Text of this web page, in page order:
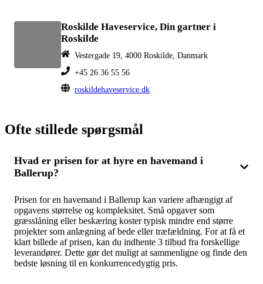
Roskilde Haveservice, Din gartner i
Roskilde
Vestergade 19, 4000 Roskilde, Danmark
+45 26 36 55 56
roskildehaveservice.dk
Ofte stillede spørgsmål
Hvad er prisen for at hyre en havemand i
Ballerup?
Prisen for en havemand i Ballerup kan variere afhængigt af
opgavens størrelse og kompleksitet. Små opgaver som
græsslåning eller beskæring koster typisk mindre end større
projekter som anlægning af bede eller træfældning. For at få et
klart billede af prisen, kan du indhente 3 tilbud fra forskellige
leverandører. Dette gør det muligt at sammenligne og finde den
bedste løsning til en konkurrencedygtig pris.